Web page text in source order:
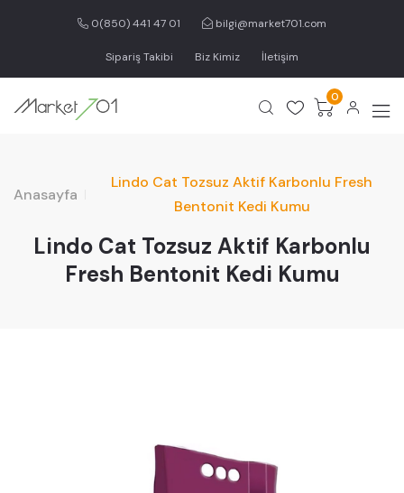
0(850) 441 47 01 bilgi@market701.com
Sipariş Takibi Biz Kimiz İletişim
0
Anasayfa
Lindo Cat Tozsuz Aktif Karbonlu Fresh
Bentonit Kedi Kumu
Lindo Cat Tozsuz Aktif Karbonlu
Fresh Bentonit Kedi Kumu